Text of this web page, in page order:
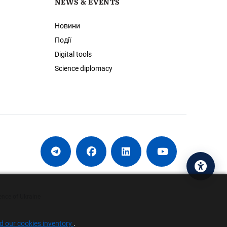
our cookies inventory .
Новини
Події
Digital tools
Science diplomacy